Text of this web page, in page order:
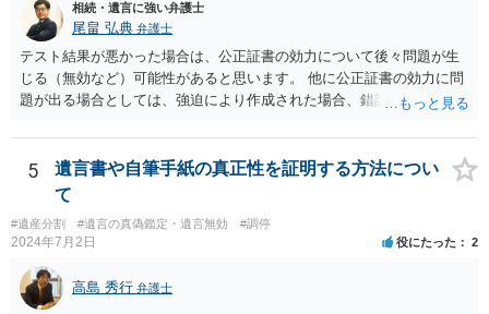
相続・遺言に強い弁護士
尾畠 弘典 弁護士
テスト結果が悪かった場合は、公正証書の効力について後々問題が生
じる（無効など）可能性があると思います。 他に公正証書の効力に問
題が出る場合としては、強迫により作成された場合、錯誤（勘違い）
すが、弁護士に作成を依頼する場合は、１０～数十万円程度になるケ
ースが多いと思います。 報酬体系は、弁護士ごとに異なりますので一
律の基準はありません。
5
遺言書や自筆手紙の真正性を証明する方法につい
て
#遺産分割 #遺言の真偽鑑定・遺言無効 #調停
2024年7月2日 役にたった 2
高島 秀行 弁護士